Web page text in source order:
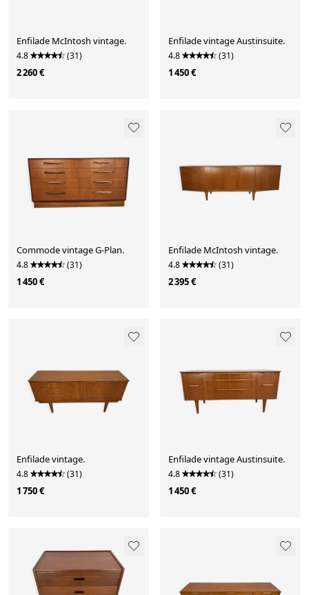
Enfilade McIntosh vintage.
4.8 (31)
2 260 €
Enfilade vintage Austinsuite.
4.8 (31)
1 450 €
Commode vintage G-Plan.
4.8 (31)
1 450 €
Enfilade McIntosh vintage.
4.8 (31)
2 395 €
Enfilade vintage.
4.8 (31)
1 750 €
Enfilade vintage Austinsuite.
4.8 (31)
1 450 €